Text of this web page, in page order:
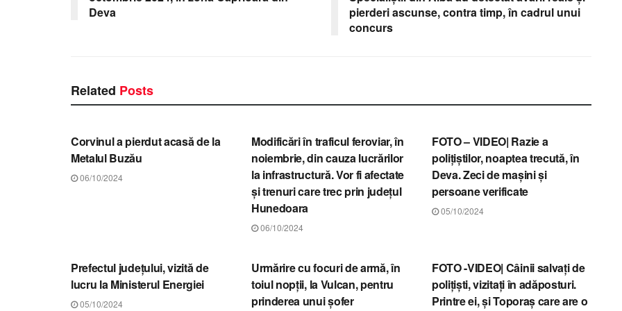
Deva
pierderi ascunse, contra timp, în cadrul unui
concurs
Related Posts
Corvinul a pierdut acasă de la
Metalul Buzău
06/10/2024
Modificări în traficul feroviar, în
noiembrie, din cauza lucrărilor
la infrastructură. Vor fi afectate
și trenuri care trec prin județul
Hunedoara
06/10/2024
FOTO – VIDEO| Razie a
polițiștilor, noaptea trecută, în
Deva. Zeci de mașini și
persoane verificate
05/10/2024
Prefectul județului, vizită de
lucru la Ministerul Energiei
05/10/2024
Urmărire cu focuri de armă, în
toiul nopții, la Vulcan, pentru
prinderea unui șofer
FOTO -VIDEO| Câinii salvați de
polițiști, vizitați în adăposturi.
Printre ei, și Toporaș care are o